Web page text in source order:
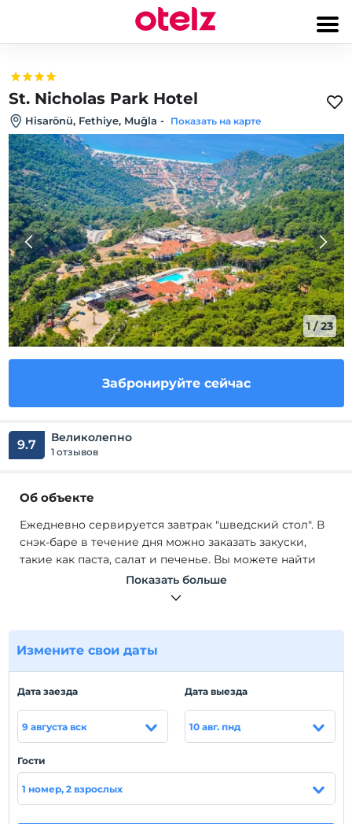
St. Nicholas Park Hotel
Hisarönü, Fethiye, Muğla - Показать на карте
1/23
Забронируйте сейчас
9.7 Великолепно
1 отзывов
Об объекте
Ежедневно сервируется завтрак "шведский стол". В
снэк-баре в течение дня можно заказать закуски,
такие как паста, салат и печенье. Вы можете найти
множество примеров местной и
интернациональной кухни в главном ресторане. В
кабинет. Есть мини-клуб и игровая площадка для
детей. Вы также можете поиграть в бильярд, дартс и
снэк-баре в течение дня можно заказать закуски,
такие как паста, салат и печенье. Вы можете найти
множество примеров местной и
спа-салоне есть сауна, турецкая баня и массажный
кабинет. Есть мини-клуб и игровая площадка для
детей. Вы также можете поиграть в бильярд, дартс и
Показать больше
Измените свои даты
Дата заезда
9 августа вск
Дата выезда
10 авг. пнд
Гости
1 номер, 2 взрослых